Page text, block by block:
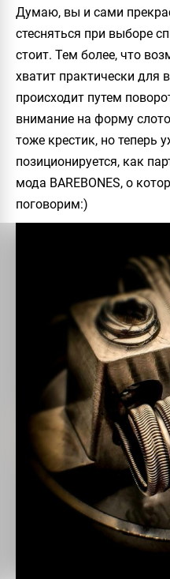
Думаю, вы и сами
стесняться при выборе
стоит. Тем более, что
хватит практически для
происходит путем
внимание на форму
тоже крестик, но теперь
позиционируется, как
мода BAREBONES, о
поговорим:)